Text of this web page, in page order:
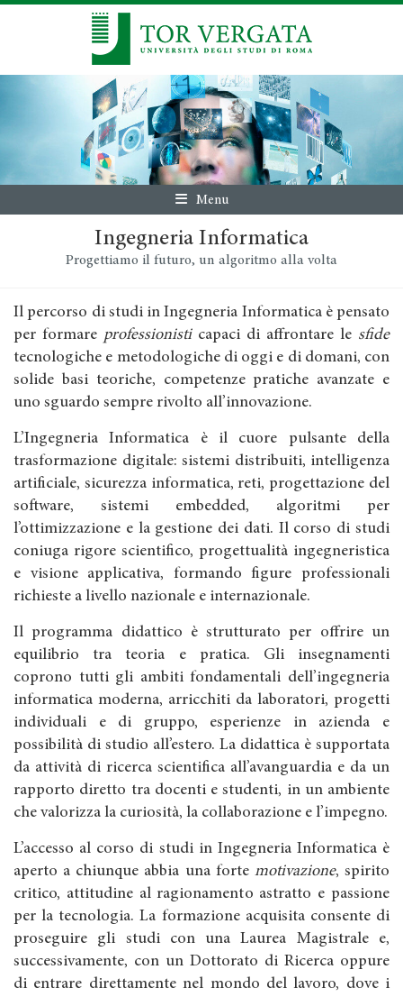
Menu
Ingegneria Informatica
Progettiamo il futuro, un algoritmo alla volta
Il percorso di studi in Ingegneria Informatica è pensato
per formare professionisticapaci di affrontare le sfide
tecnologiche e metodologiche di oggi e di domani, con
solide basi teoriche, competenze pratiche avanzate e
uno sguardo sempre rivolto all’innovazione.
L’Ingegneria Informatica è il cuore pulsante della
trasformazione digitale: sistemi distribuiti, intelligenza
artificiale, sicurezza informatica, reti, progettazione del
software, sistemi embedded, algoritmi per
l’ottimizzazione e la gestione dei dati. Il corso di studi
coniuga rigore scientifico, progettualità ingegneristica
e visione applicativa, formando figure professionali
richieste a livello nazionale e internazionale.
Il programma didattico è strutturato per offrire un
equilibrio tra teoria e pratica. Gli insegnamenti
coprono tutti gli ambiti fondamentali dell’ingegneria
informatica moderna, arricchiti da laboratori, progetti
individuali e di gruppo, esperienze in azienda e
possibilità di studio all’estero. La didattica è supportata
da attività di ricerca scientifica all’avanguardia e da un
rapporto diretto tra docenti e studenti, in un ambiente
che valorizza la curiosità, la collaborazione e l’impegno.
L’accesso al corso di studi in Ingegneria Informatica è
aperto a chiunque abbia una forte motivazione, spirito
critico, attitudine al ragionamento astratto e passione
per la tecnologia. La formazione acquisita consente di
proseguire gli studi con una Laurea Magistrale e,
successivamente, con un Dottorato di Ricerca oppure
di entrare direttamente nel mondo del lavoro, dove i